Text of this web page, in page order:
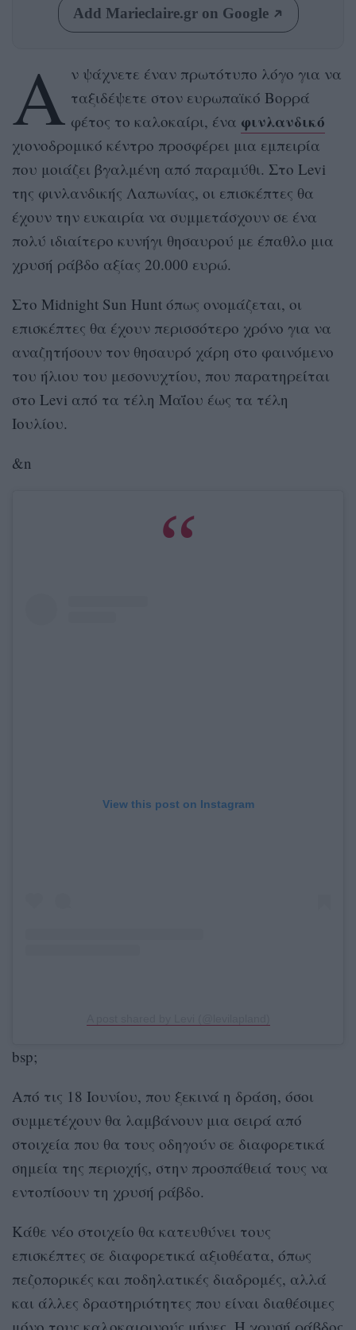
Add Marieclaire.gr on Google
Α ν ψάχνετε έναν πρωτότυπο λόγο για να
ταξιδέψετε στον ευρωπαϊκό Βορρά
φέτος το καλοκαίρι, ένα φινλανδικό
χιονοδρομικό κέντρο προσφέρει μια εμπειρία
που μοιάζει βγαλμένη από παραμύθι. Στο Levi
της φινλανδικής Λαπωνίας, οι επισκέπτες θα
έχουν την ευκαιρία να συμμετάσχουν σε ένα
πολύ ιδιαίτερο κυνήγι θησαυρού με έπαθλο μια
χρυσή ράβδο αξίας 20.000 ευρώ.
Στo Midnight Sun Hunt όπως ονομάζεται, οι
επισκέπτες θα έχουν περισσότερο χρόνο για να
αναζητήσουν τον θησαυρό χάρη στο φαινόμενο
του ήλιου του μεσονυχτίου, που παρατηρείται
στο Levi από τα τέλη Μαΐου έως τα τέλη
Ιουλίου.
&n
View this post on Instagram
bsp;
Από τις 18 Ιουνίου, που ξεκινά η δράση, όσοι
συμμετέχουν θα λαμβάνουν μια σειρά από
στοιχεία που θα τους οδηγούν σε διαφορετικά
σημεία της περιοχής, στην προσπάθειά τους να
εντοπίσουν τη χρυσή ράβδο.
Κάθε νέο στοιχείο θα κατευθύνει τους
επισκέπτες σε διαφορετικά αξιοθέατα, όπως
πεζοπορικές και ποδηλατικές διαδρομές, αλλά
και άλλες δραστηριότητες που είναι διαθέσιμες